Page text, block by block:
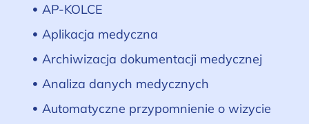
AP-KOLCE
Aplikacja medyczna
Archiwizacja dokumentacji medycznej
Analiza danych medycznych
Automatyczne przypomnienie o wizycie